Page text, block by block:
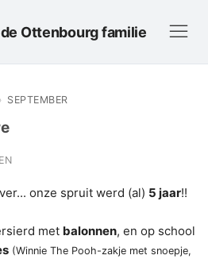
Ottenbourg familie
› SEPTEMBER
onze spruit werd (al) 5 jaar!!
met balonnen, en op school
(Winnie The Pooh-zakje met snoepje,